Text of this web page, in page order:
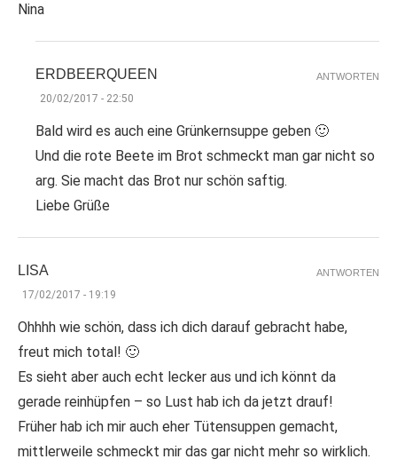
Nina
ERDBEERQUEEN
20/02/2017 - 22:50
Bald wird es auch eine Grünkernsuppe geben 🙂
Und die rote Beete im Brot schmeckt man gar nicht so
arg. Sie macht das Brot nur schön saftig.
Liebe Grüße
ANTWORTEN
LISA
17/02/2017 - 19:19
Ohhhh wie schön, dass ich dich darauf gebracht habe,
freut mich total! 🙂
Es sieht aber auch echt lecker aus und ich könnt da
gerade reinhüpfen – so Lust hab ich da jetzt drauf!
Früher hab ich mir auch eher Tütensuppen gemacht,
mittlerweile schmeckt mir das gar nicht mehr so wirklich.
ANTWORTEN